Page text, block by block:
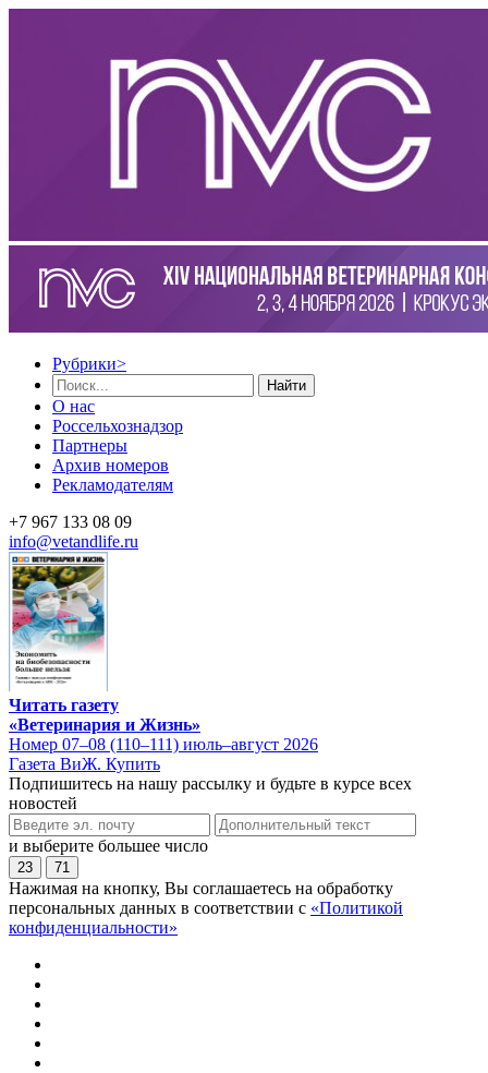
Рубрики>
Найти
О нас
Россельхознадзор
Партнеры
Архив номеров
Рекламодателям
+7 967 133 08 09
info@vetandlife.ru
Читать газету
«Ветеринария и Жизнь»
Номер 07–08 (110–111) июль–август 2026
Газета ВиЖ. Купить
Подпишитесь на нашу рассылку и будьте в курсе всех
новостей
и выберите большее число
23 71
Нажимая на кнопку, Вы соглашаетесь на обработку
персональных данных в соответствии с «Политикой
конфиденциальности»